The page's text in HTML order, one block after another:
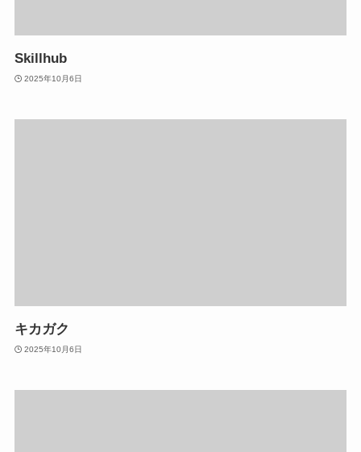
Skillhub
2025年10月6日
キカガク
2025年10月6日